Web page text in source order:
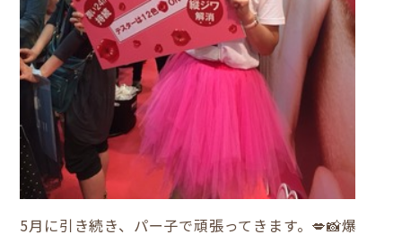
5月に引き続き、パー子で頑張ってきます。💋📸爆